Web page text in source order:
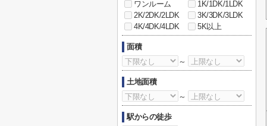
ワンルーム
1K/1DK/1LDK
2K/2DK/2LDK
3K/3DK/3LDK
4K/4DK/4LDK
5K以上
面積
～
土地面積
～
駅からの徒歩